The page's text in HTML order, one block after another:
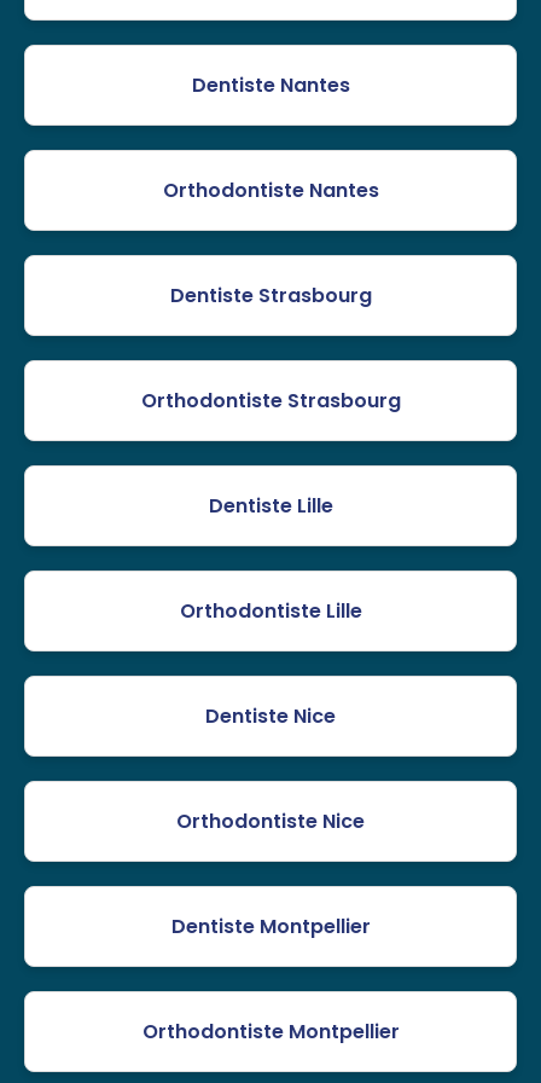
Dentiste Nantes
Orthodontiste Nantes
Dentiste Strasbourg
Orthodontiste Strasbourg
Dentiste Lille
Orthodontiste Lille
Dentiste Nice
Orthodontiste Nice
Dentiste Montpellier
Orthodontiste Montpellier